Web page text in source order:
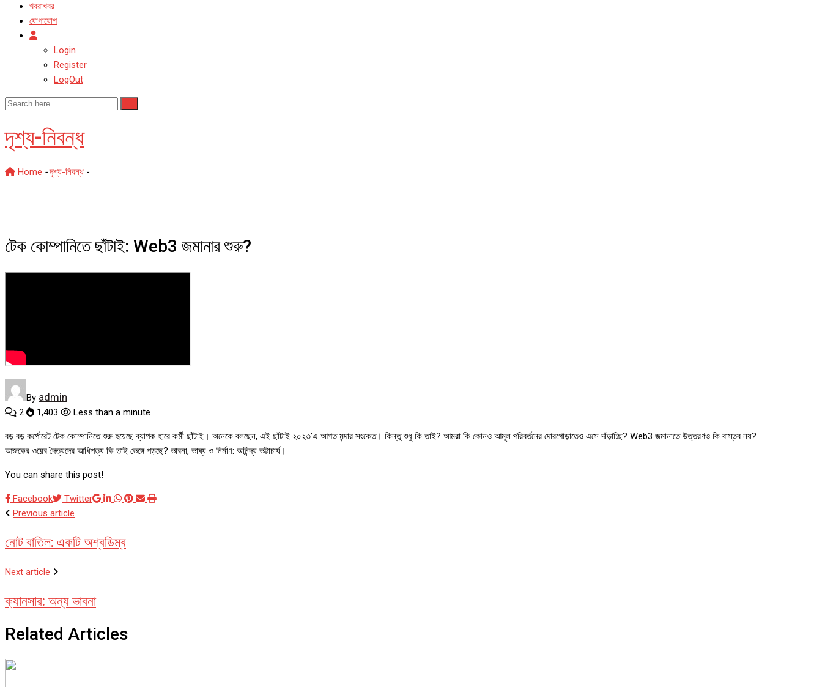
খবরাখবর
যোগাযোগ
Login
Register
LogOut
দৃশ্য-নিবন্ধ
Home -দৃশ্য-নিবন্ধ -
টেক কোম্পানিতে ছাঁটাই: Web3 জমানার শুরু?
By admin
2 1,403 Less than a minute
বড় বড় কর্পোরেট টেক কোম্পানিতে শুরু হয়েছে ব্যাপক হারে কর্মী ছাঁটাই। অনেকে বলছেন, এই ছাঁটাই ২০২৩’এ আগত মন্দার সংকেত। কিন্তু শুধু কি তাই? আমরা কি কোনও আমূল পরিবর্তনের দোরগোড়াতেও এসে দাঁড়াচ্ছি? Web3 জমানাতে উত্তরণও কি বাস্তব নয়?
আজকের ওয়েব দৈত্যদের আধিপত্য কি তাই ভেঙ্গে পড়ছে? ভাবনা, ভাষ্য ও নির্মাণ: অনিন্দ্য ভট্টাচার্য।
You can share this post!
Facebook Twitter Google+
LinkedIn
Whatsapp
Pinterest
Share
Print
Previous article
নোট বাতিল: একটি অশ্বডিম্ব
Next article
ক্যানসার: অন্য ভাবনা
Related Articles